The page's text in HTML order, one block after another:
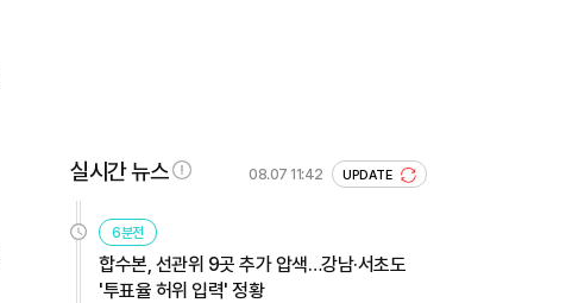
실시간 뉴스 08.07 11:42 UPDATE
6분전
합수본, 선관위 9곳 추가 압색…강남·서초도
'투표율 허위 입력' 정황